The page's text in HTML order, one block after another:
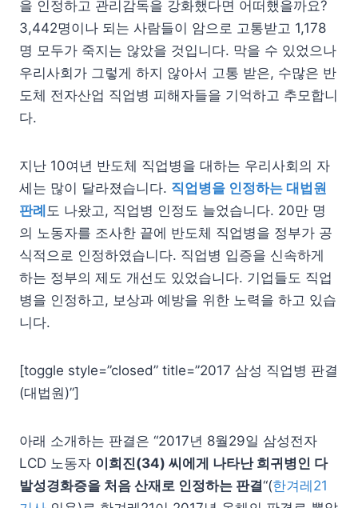
을 인정하고 관리감독을 강화했다면 어떠했을까요?
3,442명이나 되는 사람들이 암으로 고통받고 1,178
명 모두가 죽지는 않았을 것입니다. 막을 수 있었으나
우리사회가 그렇게 하지 않아서 고통 받은, 수많은 반
도체 전자산업 직업병 피해자들을 기억하고 추모합니
다.
지난 10여년 반도체 직업병을 대하는 우리사회의 자
세는 많이 달라졌습니다. 직업병을 인정하는 대법원
판례 도 나왔고, 직업병 인정도 늘었습니다. 20만 명
의 노동자를 조사한 끝에 반도체 직업병을 정부가 공
식적으로 인정하였습니다. 직업병 입증을 신속하게
하는 정부의 제도 개선도 있었습니다. 기업들도 직업
병을 인정하고, 보상과 예방을 위한 노력을 하고 있습
니다.
[toggle style=”closed” title=”2017 삼성 직업병 판결
(대법원)”]
아래 소개하는 판결은 “2017년 8월29일 삼성전자
LCD 노동자 이희진(34) 씨에게 나타난 희귀병인 다
발성경화증을 처음 산재로 인정하는 판결“(한겨레21